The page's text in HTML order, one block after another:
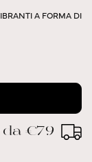
A FORMA DI
da €79